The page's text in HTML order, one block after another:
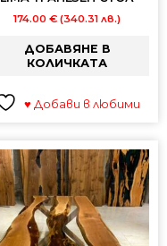
174.00 € (340.31 лв.)
ДОБАВЯНЕ В
КОЛИЧКАТА
♥ Добави в любими